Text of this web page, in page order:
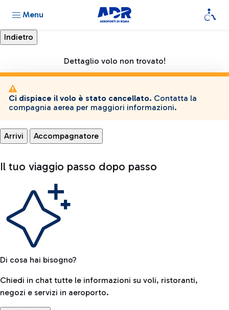
Menu
Dettaglio volo non trovato!
Ci dispiace il volo è stato cancellato. Contatta la
compagnia aerea per maggiori informazioni.
Arrivi Accompagnatore
Il tuo viaggio passo dopo passo
Di cosa hai bisogno?
Chiedi in chat tutte le informazioni su voli, ristoranti,
negozi e servizi in aeroporto.